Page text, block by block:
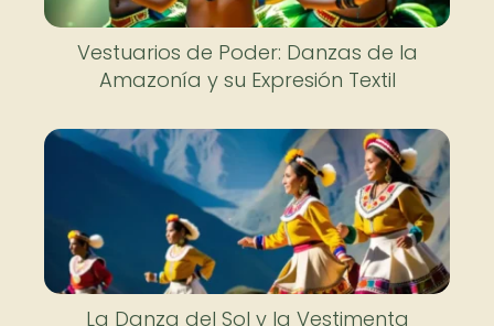
Vestuarios de Poder: Danzas de la
Amazonía y su Expresión Textil
La Danza del Sol y la Vestimenta